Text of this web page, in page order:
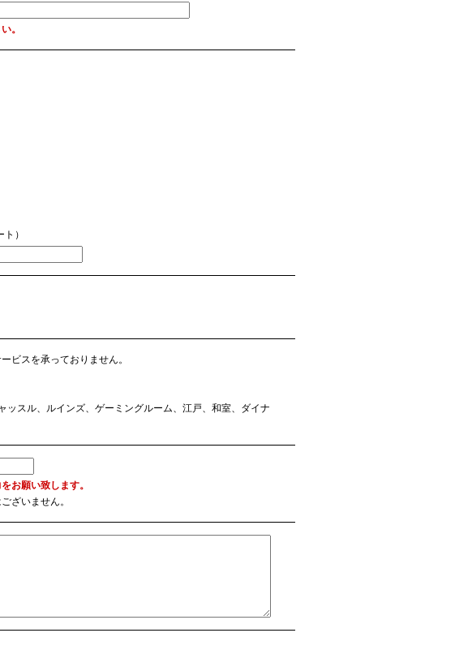
。
）
ビスを承っておりません。
ッスル、ルインズ、ゲーミングルーム、江戸、和室、ダイナ
お願い致します。
ざいません。